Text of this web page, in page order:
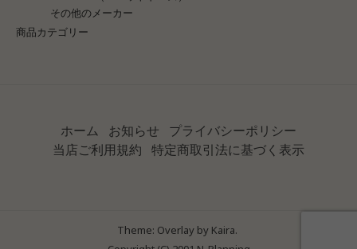
その他のメーカー
商品カテゴリー
ホーム お知らせ
プライバシーポリシー
当店ご利用規約 特定商取引法に基づく表示
Theme: Overlay by Kaira.